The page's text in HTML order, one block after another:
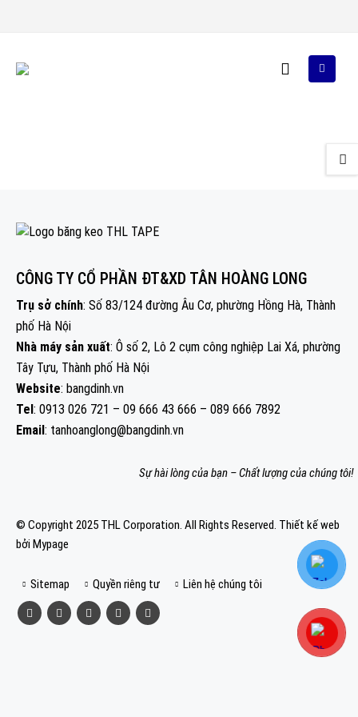
CÔNG TY CỔ PHẦN ĐT&XD TÂN HOÀNG LONG
Trụ sở chính: Số 83/124 đường Âu Cơ, phường Hồng Hà, Thành
phố Hà Nội
Nhà máy sản xuất: Ô số 2, Lô 2 cụm công nghiệp Lai Xá, phường
Tây Tựu, Thành phố Hà Nội
Website: bangdinh.vn
Tel: 0913 026 721 – 09 666 43 666 – 089 666 7892
Email: tanhoanglong@bangdinh.vn
Sự hài lòng của bạn – Chất lượng của chúng tôi!
© Copyright 2025 THL Corporation. All Rights Reserved. Thiết kế web
bởi Mypage
Sitemap Quyền riêng tư Liên hệ chúng tôi